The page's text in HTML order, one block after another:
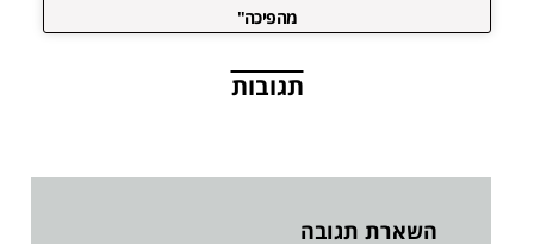
מהפיכה"
תגובות
השארת תגובה